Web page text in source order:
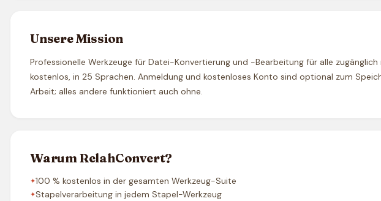
Unsere Mission
Professionelle Werkzeuge für Datei-Konvertierung und -Bearbeitung für alle zugänglich
kostenlos, in 25 Sprachen. Anmeldung und kostenloses Konto sind optional zum
Arbeit; alles andere funktioniert auch ohne.
Warum RelahConvert?
100 % kostenlos in der gesamten Werkzeug-Suite
Stapelverarbeitung in jedem Stapel-Werkzeug